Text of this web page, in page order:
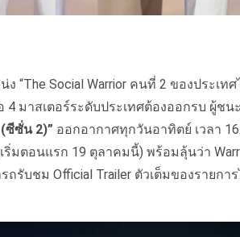
“The Social Warrior คนที่ 2 ของประเท
4 มาสเตอร์ระดับประเทศต้องออกรบ ผู้ช
ซีซั่น 2)” ออกอากาศทุกวันอาทิตย์ เวลา
ริ่มตอนแรก 19 ตุลาคมนี้) พร้อมลุ้นว่า
รับชม Official Trailer ตัวเต็มของรายกา